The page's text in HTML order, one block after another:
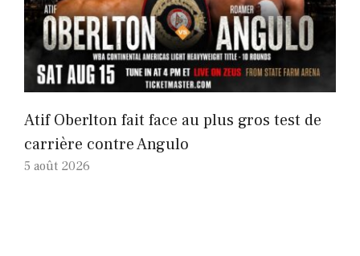
Atif Oberlton fait face au plus gros test de
carrière contre Angulo
5 août 2026